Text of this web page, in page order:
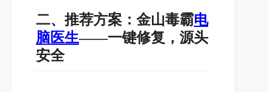
二、推荐方案：金山毒霸电
脑医生——一键修复，源头
安全